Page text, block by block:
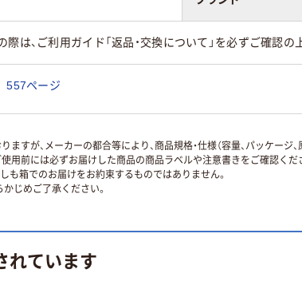
際は、ご利用ガイド「返品・交換について」を必ずご確認の
557ページ
すが、メーカーの都合等により、商品規格・仕様（容量、パッケージ
用前には必ずお届けした商品の商品ラベルや注意書きをご確認くだ
しも箱でのお届けをお約束するものではありません。
じめご了承ください。
れています